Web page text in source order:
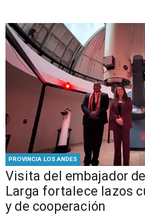
PROVINCIA LOS ANDES
​Visita del embajador
Larga fortalece lazos
y de cooperación